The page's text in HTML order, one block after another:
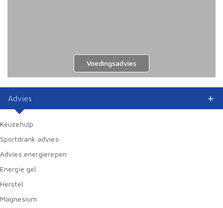
Voedingsadvies
Advies
Keuzehulp
Sportdrank advies
Advies energierepen
Energie gel
Herstel
Magnesium